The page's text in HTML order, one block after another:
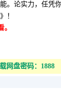
论实力，任
！
网盘密码：1888